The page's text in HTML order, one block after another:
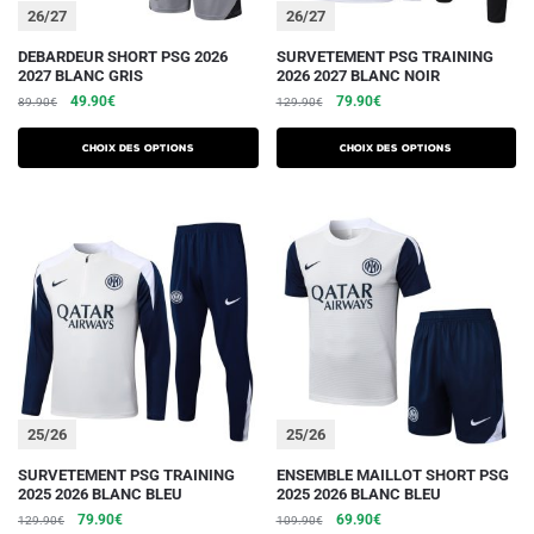
du
du
26/27
DEBARDEUR SHORT PSG 2026
2027 BLANC GRIS
89.90€
Le
initial
était :
49.90€Le
actuel
est :
Choix des options
Ce
produit
a
plusieurs
variations.
peuvent
être
choisies
sur
la
page
du
26/27
SURVETEMENT PSG TRAINING
2026 2027 BLANC NOIR
129.90€
Le
initial
était :
79.90€Le
actuel
est :
Choix des options
Ce
produit
a
plusieurs
variations.
options
peuvent
être
choisies
page
du
25/26
SURVETEMENT PSG TRAINING
2025 2026 BLANC BLEU
129.90€
Le
79.90€Le
Ce
produit
25/26
ENSEMBLE MAILLOT SHORT PSG
2025 2026 BLANC BLEU
109.90€
Le
69.90€Le
Ce
produit